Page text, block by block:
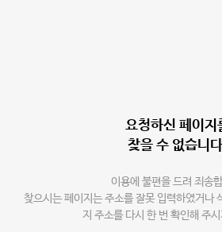
요청하신 페이지
찾을 수 없습니
이용에 불편을 드려 죄송
찾으시는 페이지는 주소를 잘못 입력하였거나
지 주소를 다시 한 번 확인해 주